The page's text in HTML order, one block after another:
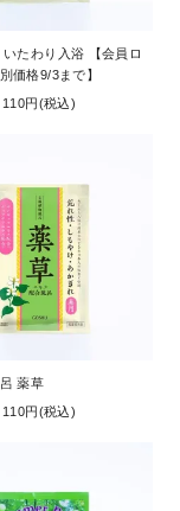
いたわり入浴 【会員ロ
価格9/3まで】
110円(税込)
薬草
110円(税込)